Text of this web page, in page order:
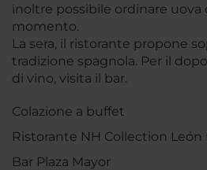
inoltre possibile ordinare uova
momento.
La sera, il ristorante propone
tradizione spagnola. Per il
di vino, visita il bar.
Colazione a buffet
Ristorante NH Collection León
Bar Plaza Mayor